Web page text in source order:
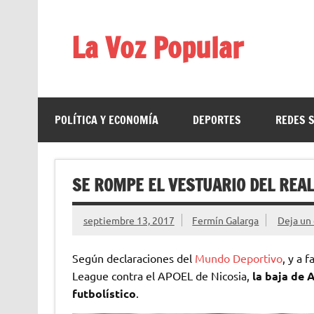
La Voz Popular
POLÍTICA Y ECONOMÍA DEPORTES REDES
SE ROMPE EL VESTUARIO DEL
septiembre 13, 2017 Fermín Galarga Deja
Según declaraciones del Mundo Deportivo, y a
League contra el APOEL de Nicosia, la baja de
futbolístico.